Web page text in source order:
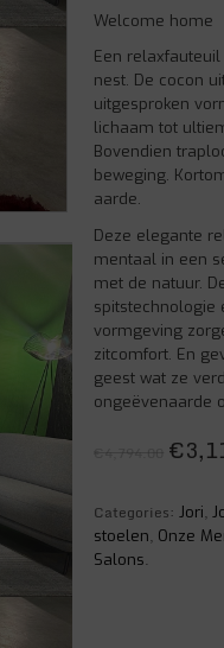
Welcome home
Een
nest. De cocon
uitgesproken
lichaam tot
Bovendien
beweging.
aarde.
Deze elegante
mentaal in een
met de natuur.
spitstechnologie
vormgeving
zitcomfort. En
geest wat ze
ongeëvenaarde
€ 4,794.00 €
Categories:Jori,
stoelen, Onze
Salons.